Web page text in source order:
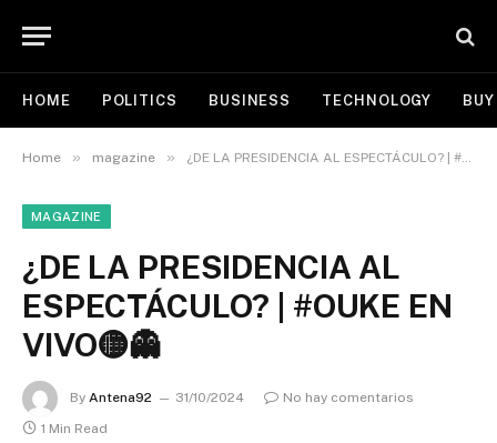
HOME POLITICS BUSINESS TECHNOLOGY
Home » magazine » ¿DE LA PRESIDENCIA AL ESPECTÁCULO? | #OUKE EN VIVO🟡👻
MAGAZINE
¿DE LA PRESIDENCIA AL
ESPECTÁCULO? | #OUKE EN
VIVO🟡👻
By Antena92 31/10/2024
No hay comentarios
1 Min Read